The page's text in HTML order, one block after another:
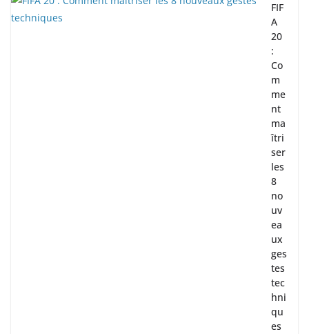
FIF
A
20
:
Co
m
me
nt
ma
îtri
ser
les
8
no
uv
ea
ux
ges
tes
tec
hni
qu
es